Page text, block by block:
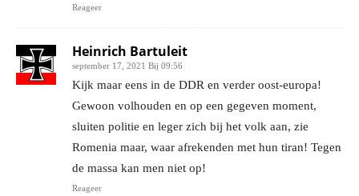
Reageer
Heinrich Bartuleit
september 17, 2021 Bij 09:56
Kijk maar eens in de DDR en verder oost-europa!
Gewoon volhouden en op een gegeven moment,
sluiten politie en leger zich bij het volk aan, zie
Romenia maar, waar afrekenden met hun tiran! Tegen
de massa kan men niet op!
Reageer